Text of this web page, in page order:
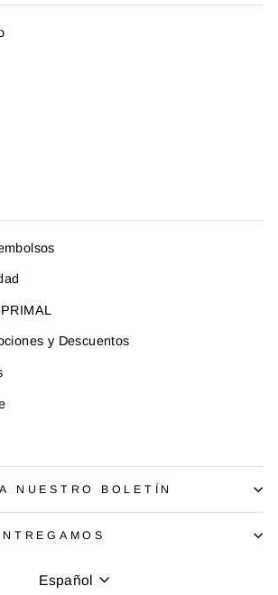
y Descuentos
NUESTRO BOLETÍN
Idioma
Español